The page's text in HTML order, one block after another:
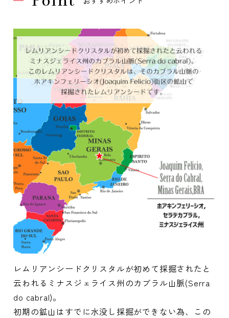
レムリアンシードクリスタルが初めて採掘されたと
云われるミナスジェライス州のカブラル山脈(Serra
do cabral)。
初期の鉱山はすでに水没し採掘ができない為、この